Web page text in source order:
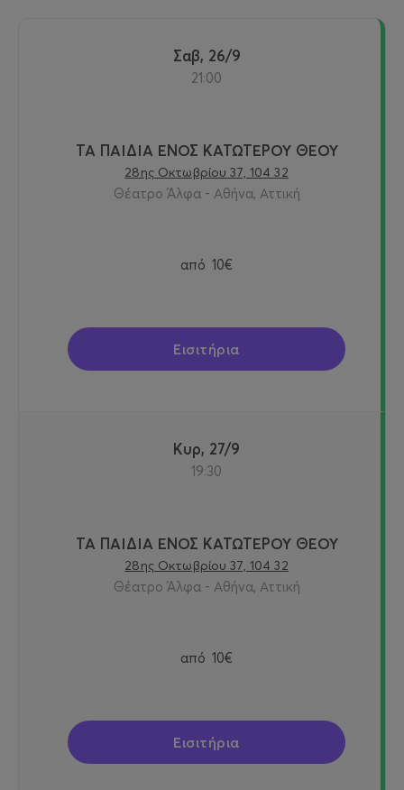
Σαβ, 26/9
21:00
ΤΑ ΠΑΙΔΙΑ ΕΝΟΣ ΚΑΤΩΤΕΡΟΥ ΘΕΟΥ
28ης Οκτωβρίου 37, 104 32
Θέατρο Άλφα - Αθήνα, Αττική
από 10€
Εισιτήρια
Κυρ, 27/9
19:30
ΤΑ ΠΑΙΔΙΑ ΕΝΟΣ ΚΑΤΩΤΕΡΟΥ ΘΕΟΥ
28ης Οκτωβρίου 37, 104 32
Θέατρο Άλφα - Αθήνα, Αττική
από 10€
Εισιτήρια